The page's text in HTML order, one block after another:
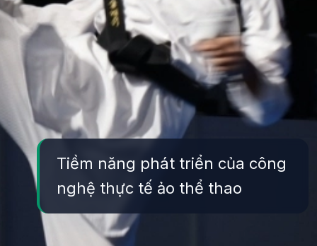
Tiềm năng phát triển của công
nghệ thực tế ảo thể thao